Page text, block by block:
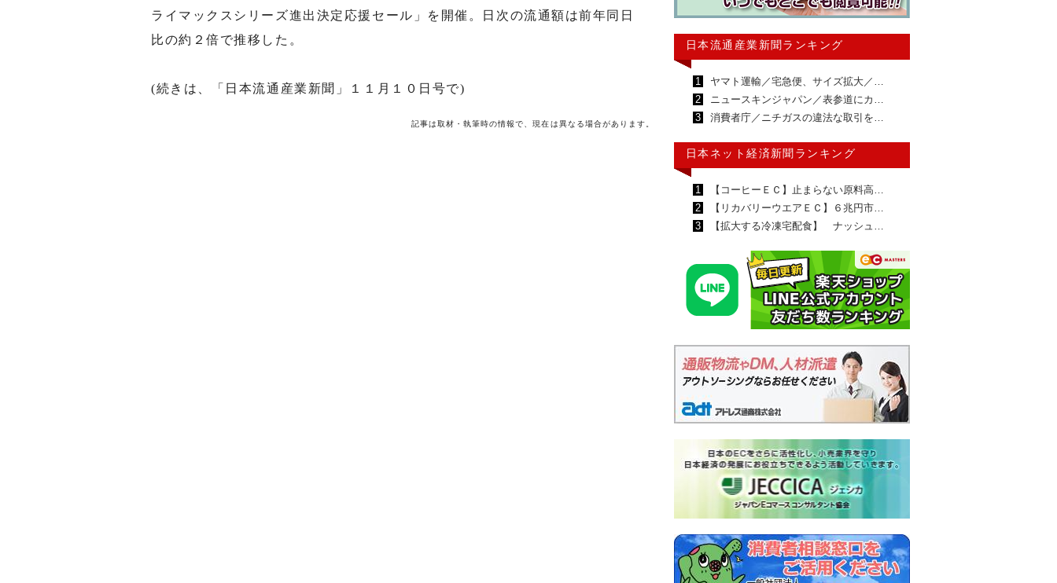
ライマックスシリーズ進出決定応援セール」を開催。日次の流通額は前年同日
比の約２倍で推移した。
(続きは、「日本流通産業新聞」１１月１０日号で)
記事は取材・執筆時の情報で、現在は異なる場合があります。
日本流通産業新聞ランキング
1
ヤマト運輸／宅急便、サイズ拡大／…
2
ニュースキンジャパン／表参道にカ…
3
消費者庁／ニチガスの違法な取引を…
日本ネット経済新聞ランキング
1
【コーヒーＥＣ】止まらない原料高…
2
【リカバリーウエアＥＣ】６兆円市…
3
【拡大する冷凍宅配食】 ナッシュ…